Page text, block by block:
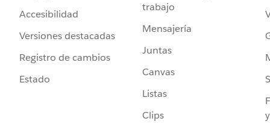
Accesibilidad
Versiones destacadas
Registro de cambios
Estado
trabajo
Mensajería
Juntas
Canvas
Listas
Clips